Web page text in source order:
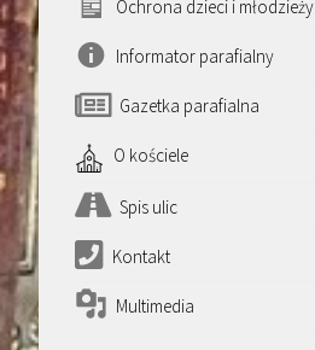
Ochrona dzieci i młodzieży
Informator parafialny
Gazetka parafialna
O kościele
Spis ulic
Kontakt
Multimedia